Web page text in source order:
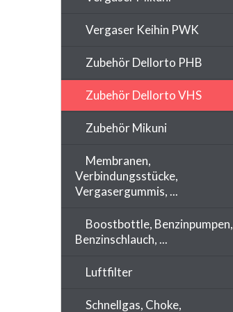
Vergaser Keihin PWK
Zubehör Dellorto PHB
Zubehör Dellorto VHS
Zubehör Mikuni
Membranen,
Verbindungsstücke,
Vergasergummis, ...
Boostbottle, Benzinpumpen,
Benzinschlauch, ...
Luftfilter
Schnellgas, Choke,